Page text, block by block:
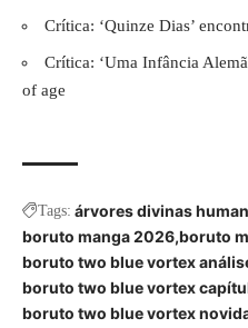
Crítica: ‘Quinze Dias’
Crítica: ‘Uma Infância
of age
Tags: árvores divinas
boruto manga 2026 boruto
boruto two blue vortex
boruto two blue vortex
boruto two blue vortex